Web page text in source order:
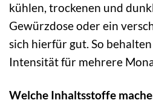
kühlen, trockenen und
Gewürzdose oder ein
sich hierfür gut. So
Intensität für mehrere
Welche Inhaltsstoffe